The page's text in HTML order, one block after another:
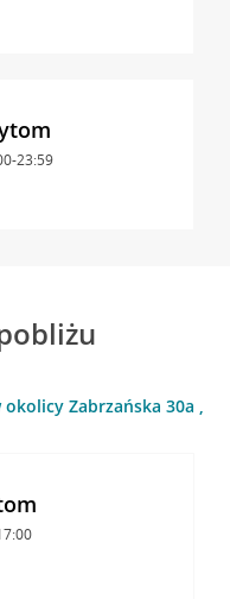
23:59
okolicy Zabrzańska 30a ,